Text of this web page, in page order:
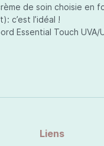
de soin choisie
c’est l’idéal !
Essential Touch
Liens